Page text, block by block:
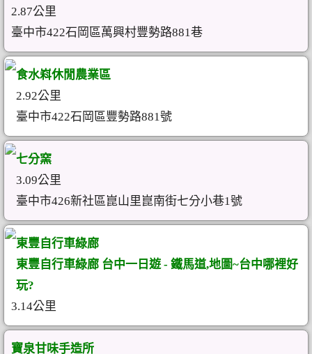
2.87公里
臺中市422石岡區萬興村豐勢路881巷
食水嵙休閒農業區
2.92公里
臺中市422石岡區豐勢路881號
七分窯
3.09公里
臺中市426新社區崑山里崑南街七分小巷1號
東豐自行車綠廊
東豐自行車綠廊 台中一日遊 - 鐵馬道,地圖~台中哪裡好
玩?
3.14公里
寶泉甘味手造所